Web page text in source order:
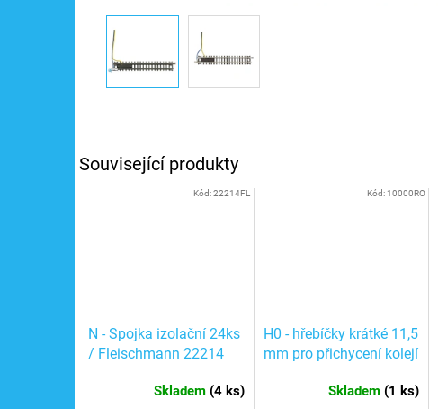
Související produkty
N - Spojka izolační 24ks
/ Fleischmann 22214
Skladem (4 ks)
Kód:22214FL
H0 - hřebíčky krátké 11,5
mm pro přichycení kolejí
Skladem (1 ks)
Kód: 10000RO